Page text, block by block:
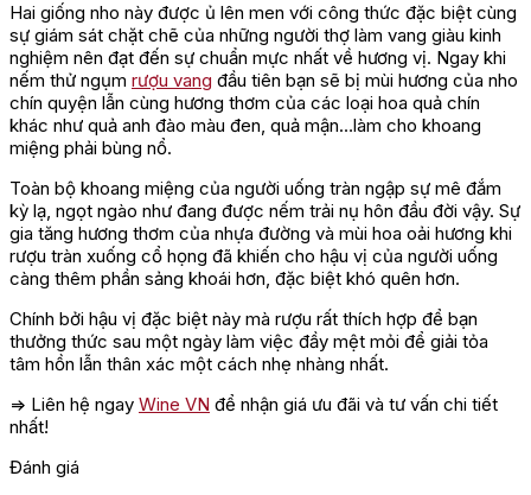
Hai giống nho này được ủ lên men với công thức đặc biệt cùng
sự giám sát chặt chẽ của những người thợ làm vang giàu kinh
nghiệm nên đạt đến sự chuẩn mực nhất về hương vị. Ngay khi
nếm thử ngụm rượu vang đầu tiên bạn sẽ bị mùi hương của nho
chín quyện lẫn cùng hương thơm của các loại hoa quả chín
khác như quả anh đào màu đen, quả mận…làm cho khoang
miệng phải bùng nổ.
Toàn bộ khoang miệng của người uống tràn ngập sự mê đắm
kỳ lạ, ngọt ngào như đang được nếm trải nụ hôn đầu đời vậy. Sự
gia tăng hương thơm của nhựa đường và mùi hoa oải hương khi
rượu tràn xuống cổ họng đã khiến cho hậu vị của người uống
càng thêm phần sảng khoái hơn, đặc biệt khó quên hơn.
Chính bởi hậu vị đặc biệt này mà rượu rất thích hợp để bạn
thưởng thức sau một ngày làm việc đầy mệt mỏi để giải tỏa
tâm hồn lẫn thân xác một cách nhẹ nhàng nhất.
=> Liên hệ ngay Wine VN để nhận giá ưu đãi và tư vấn chi tiết
nhất!
Đánh giá